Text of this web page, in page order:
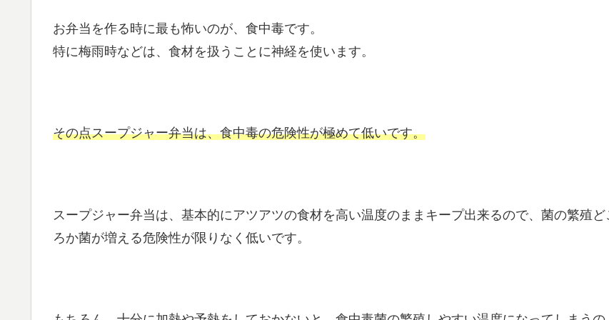
お弁当を作る時に最も怖いのが、食中毒です。
特に梅雨時などは、食材を扱うことに神経を使います。
その点スープジャー弁当は、食中毒の危険性が極めて低いです。
スープジャー弁当は、基本的にアツアツの食材を高い温度のままキープ出来るので、菌の繁殖ど
ろか菌が増える危険性が限りなく低いです。